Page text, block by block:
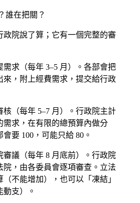
誰在把關？
政院說了算；它有一個完整的審
需求 （每年 3–5 月）。各部會把
來，附上經費需求，提交給行政
核 （每年 5–7 月）。行政院主計
需求，在有限的總預算內做分
要 100，可能只給 80。
審議 （每年 8 月底前）。行政院
院，由各委員會逐項審查。立法
不能增加），也可以「凍結」
支）。